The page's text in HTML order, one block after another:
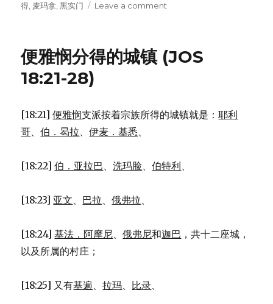
得 麦玛拿 ,黑实门 Leave a comment
得
(JOS
15:20-
便雅悯分得的城镇 (JOS
18:21-28)
[18:21]便雅悯支派按着宗族所得的城镇就是：耶利
哥、伯．曷拉、伊麦．基悉、
[18:22]伯．亚拉巴、洗玛脸、伯特利、
[18:23] 亚文、 巴拉、俄弗拉、
[18:24]基法．阿摩尼、俄弗尼和迦巴 ，共十二座城，
以及所属的村庄；
[18:25] 又有基遍、拉玛、 比录、